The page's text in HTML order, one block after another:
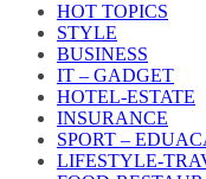
HOT TOPICS
STYLE
BUSINESS
IT – GADGET
HOTEL-ESTATE
INSURANCE
SPORT –
LIFESTYLE​-